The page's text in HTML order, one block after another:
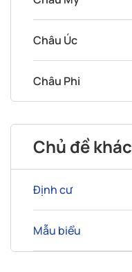
Châu Úc
Châu Phi
Chủ đề khác
Định cư
Mẫu biểu